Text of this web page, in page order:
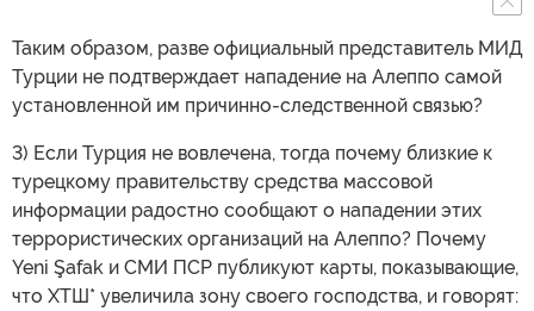
Таким образом, разве официальный представитель МИД
Турции не подтверждает нападение на Алеппо самой
установленной им причинно-следственной связью?
3) Если Турция не вовлечена, тогда почему близкие к
турецкому правительству средства массовой
информации радостно сообщают о нападении этих
террористических организаций на Алеппо? Почему
Yeni Şafak и СМИ ПСР публикуют карты, показывающие,
что ХТШ* увеличила зону своего господства, и говорят: